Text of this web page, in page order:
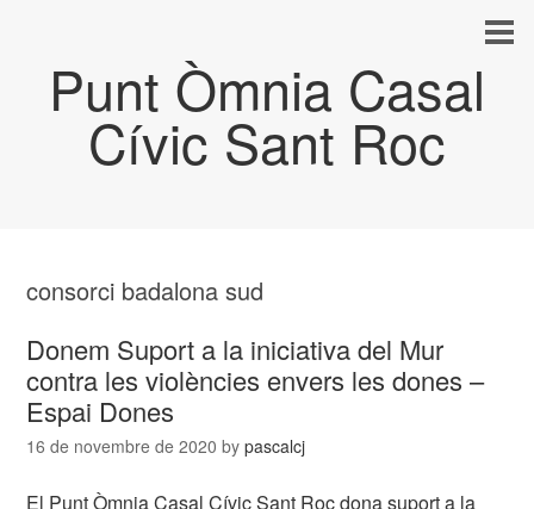
Punt Òmnia Casal
Cívic Sant Roc
consorci badalona sud
Donem Suport a la iniciativa del Mur
contra les violències envers les dones –
Espai Dones
16 de novembre de 2020 bypascalcj
El Punt Òmnia Casal Cívic Sant Roc dona suport a la